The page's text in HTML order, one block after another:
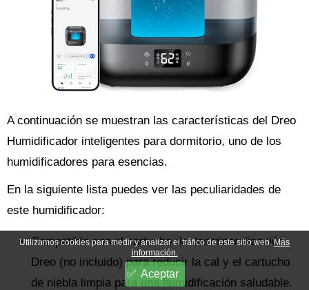
A continuación se muestran las características del Dreo
Humidificador inteligentes para dormitorio, uno de los
humidificadores para esencias.
En la siguiente lista puedes ver las peculiaridades de
este humidificador:
Compatible con el cartucho de desmineralización
Dreo (no incluido) para reducir la cal y el cartucho
de niebla limpia para una humidificación saludable.
Utilizamos cookies para medir y analizar el tráfico de este sitio web.Más
información.
Aceptar